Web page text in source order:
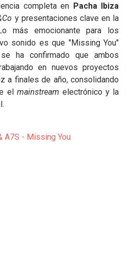
completa en Pacha Ibiza
y presentaciones clave en la
más emocionante para los
sonido es que "Missing You"
ha confirmado que ambos
en nuevos proyectos
a finales de año, consolidando
el mainstream electrónico y la
A7S - Missing You